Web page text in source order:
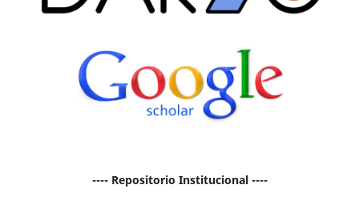
---- Repositorio Institucional ----